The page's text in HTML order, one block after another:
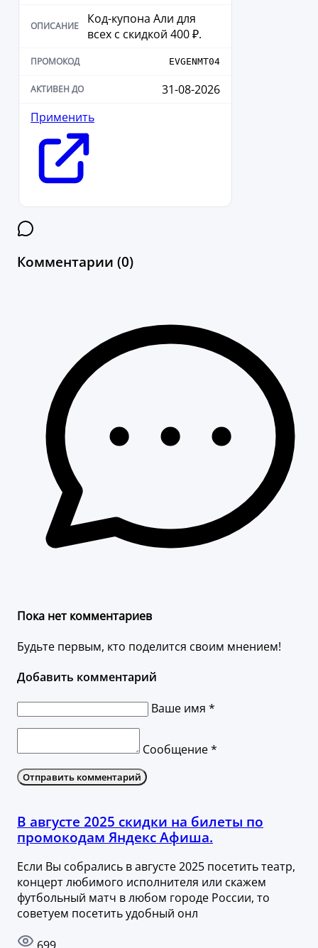
Код-купона Али для
всех с скидкой 400 ₽.
EVGENMT04
31-08-2026
Применить
Комментарии (0)
Пока нет комментариев
Будьте первым, кто поделится своим мнением!
Добавить комментарий
Ваше имя *
Сообщение *
Отправить комментарий
В августе 2025 скидки на билеты по
промокодам Яндекс Афиша.
Если Вы собрались в августе 2025 посетить театр,
концерт любимого исполнителя или скажем
футбольный матч в любом городе России, то
советуем посетить удобный онл